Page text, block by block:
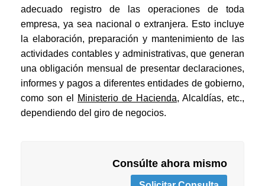
adecuado registro de las operaciones de toda
empresa, ya sea nacional o extranjera. Esto incluye
la elaboración, preparación y mantenimiento de las
actividades contables y administrativas, que generan
una obligación mensual de presentar declaraciones,
informes y pagos a diferentes entidades de gobierno,
como son el
Ministerio de Hacienda, Alcaldías, etc.,
dependiendo del giro de negocios.
Consúlte ahora mismo